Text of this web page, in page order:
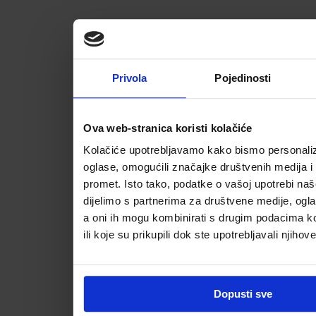
Privola Pojedinosti
Ova web-stranica koristi kolačiće
Kolačiće upotrebljavamo kako bismo
oglase, omogućili značajke društvenih medija i
promet. Isto tako, podatke o vašoj upotrebi
dijelimo s partnerima za društvene medije,
a oni ih mogu kombinirati s drugim podacima
ili koje su prikupili dok ste upotrebljavali
Dopusti sve